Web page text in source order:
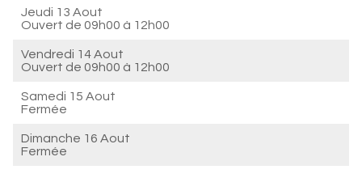
Jeudi 13 Aout
Ouvert de 09h00 à 12h00
Vendredi 14 Aout
Ouvert de 09h00 à 12h00
Samedi 15 Aout
Fermée
Dimanche 16 Aout
Fermée